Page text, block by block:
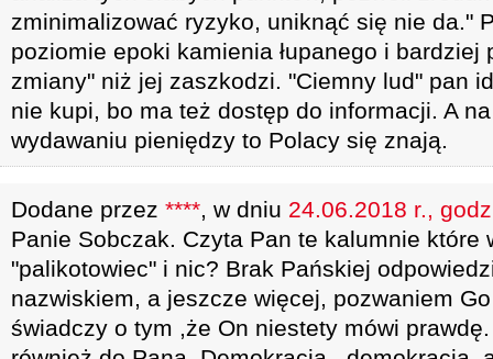
zminimalizować ryzyko, uniknąć się nie da."
poziomie epoki kamienia łupanego i bardziej
zmiany" niż jej zaszkodzi. "Ciemny lud" pan
nie kupi, bo ma też dostęp do informacji. A
wydawaniu pieniędzy to Polacy się znają.
Dodane przez ****, w dniu 24.06.2018 r.,
Panie Sobczak. Czyta Pan te kalumnie które
"palikotowiec" i nic? Brak Pańskiej
nazwiskiem, a jeszcze więcej, pozwaniem
świadczy o tym ,że On niestety mówi